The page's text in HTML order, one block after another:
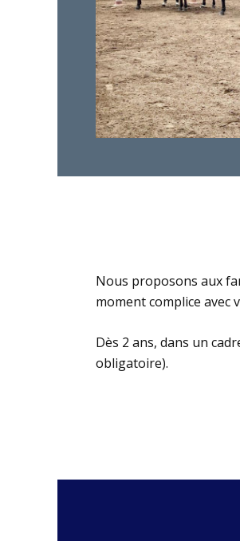
Nous proposons aux
moment complice avec
Dès 2 ans, dans un
obligatoire).